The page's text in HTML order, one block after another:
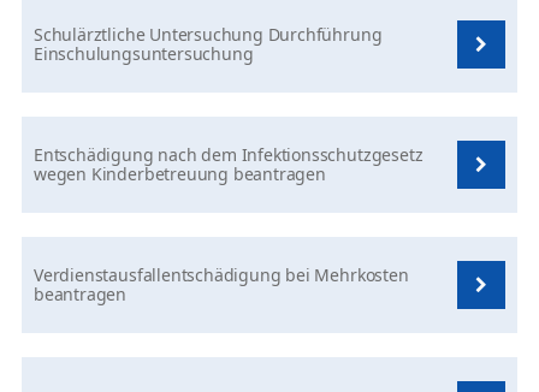
Schulärztliche Untersuchung Durchführung
Einschulungsuntersuchung
Entschädigung nach dem Infektionsschutzgesetz
wegen Kinderbetreuung beantragen
Verdienstausfallentschädigung bei Mehrkosten
beantragen